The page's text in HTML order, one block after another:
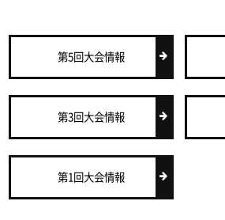
第5回大会情報
第3回大会情報
第1回大会情報